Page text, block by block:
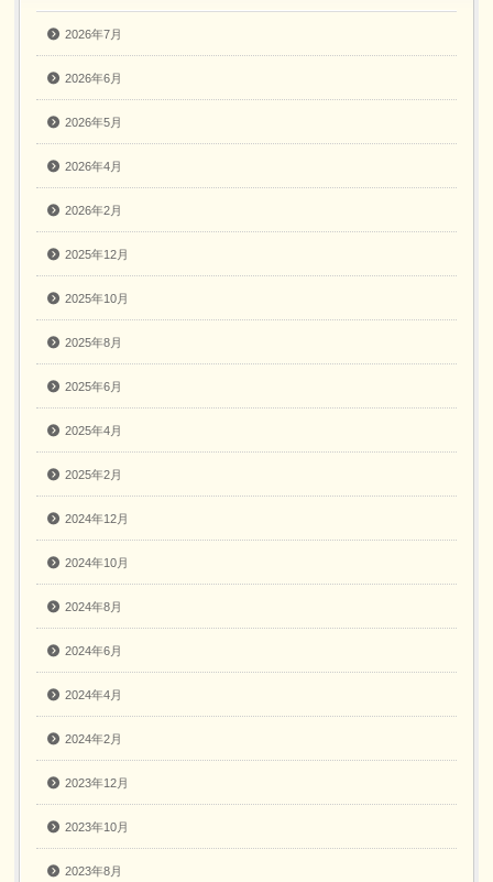
2026年7月
2026年6月
2026年5月
2026年4月
2026年2月
2025年12月
2025年10月
2025年8月
2025年6月
2025年4月
2025年2月
2024年12月
2024年10月
2024年8月
2024年6月
2024年4月
2024年2月
2023年12月
2023年10月
2023年8月